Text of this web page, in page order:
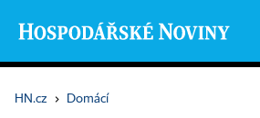
HN.cz › Domácí